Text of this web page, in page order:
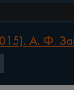
А. Ф.